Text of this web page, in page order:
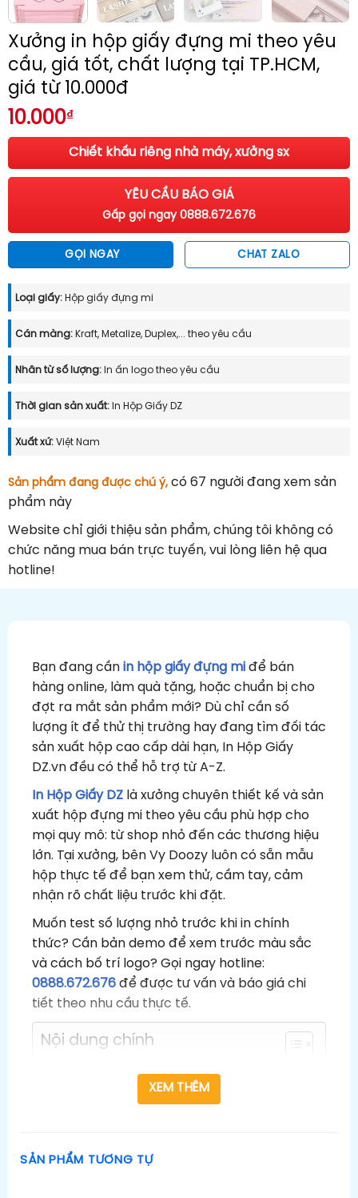
Xưởng in hộp giấy đựng mi theo yêu
cầu, giá tốt, chất lượng tại TP.HCM,
giá từ 10.000đ
10.000₫
Chiết khấu riêng nhà máy, xưởng sx
YÊU CẦU BÁO GIÁ
Gấp gọi ngay 0888.672.676
GỌI NGAY CHAT ZALO
Loại giấy: Hộp giấy đựng mi
Cán màng: Kraft, Metalize, Duplex,... theo yêu cầu
Nhân từ số lượng: In ấn logo theo yêu cầu
Thời gian sản xuất: In Hộp Giấy DZ
Xuất xứ: Việt Nam
Sản phẩm đang được chú ý, có 67 người đang xem sản
phẩm này
Website chỉ giới thiệu sản phẩm, chúng tôi không có
chức năng mua bán trực tuyến, vui lòng liên hệ qua
hotline!
Bạn đang cần in hộp giấy đựng mi để bán
hàng online, làm quà tặng, hoặc chuẩn bị cho
đợt ra mắt sản phẩm mới? Dù chỉ cần số
lượng ít để thử thị trường hay đang tìm đối tác
sản xuất hộp cao cấp dài hạn, In Hộp Giấy
DZ.vn đều có thể hỗ trợ từ A-Z.
In Hộp Giấy DZ là xưởng chuyên thiết kế và sản
xuất hộp đựng mi theo yêu cầu phù hợp cho
mọi quy mô: từ shop nhỏ đến các thương hiệu
lớn. Tại xưởng, bên Vy Doozy luôn có sẵn mẫu
hộp thực tế để bạn xem thử, cầm tay, cảm
nhận rõ chất liệu trước khi đặt.
Muốn test số lượng nhỏ trước khi in chính
thức? Cần bản demo để xem trước màu sắc
và cách bố trí logo? Gọi ngay hotline:
0888.672.676 để được tư vấn và báo giá chi
tiết theo nhu cầu thực tế.
Nội dung chính
In Hộp Giấy DZ – Xưởng In Tốt, Làm Việc Rõ
DZ:
XEM THÊM
SẢN PHẨM TƯƠNG TỰ